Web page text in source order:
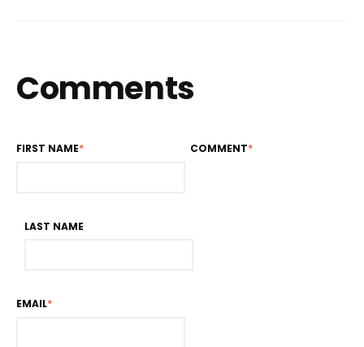
Comments
FIRST NAME*
LAST NAME
EMAIL*
COMMENT*